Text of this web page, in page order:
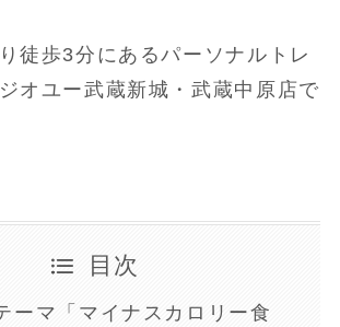
徒歩3分にあるパーソナルトレ
オユー武蔵新城・武蔵中原店で
目次
ーマ「マイナスカロリー食